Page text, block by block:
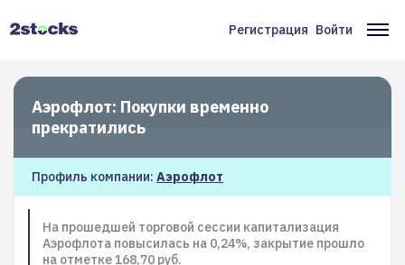
Меню
учётной
записи
Регистрация Войти
Аэрофлот: Покупки временно
прекратились
Профиль компании: Аэрофлот
На прошедшей торговой сессии капитализация
Аэрофлота повысилась на 0,24%, закрытие прошло
на отметке 168,70 руб.